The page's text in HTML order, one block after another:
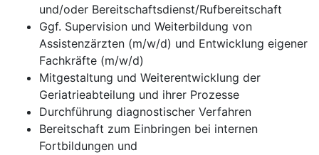
und/oder Bereitschaftsdienst/Rufbereitschaft
Ggf. Supervision und Weiterbildung von
Assistenzärzten (m/w/d) und Entwicklung eigener
Fachkräfte (m/w/d)
Mitgestaltung und Weiterentwicklung der
Geriatrieabteilung und ihrer Prozesse
Durchführung diagnostischer Verfahren
Bereitschaft zum Einbringen bei internen
Fortbildungen und